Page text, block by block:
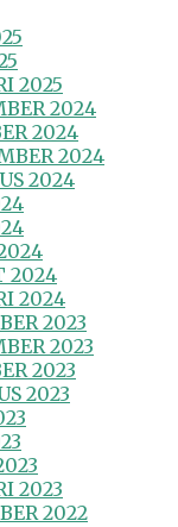
2025
2024
2024
2024
2024
2024
2024
2023
2023
2023
2023
2023
2022